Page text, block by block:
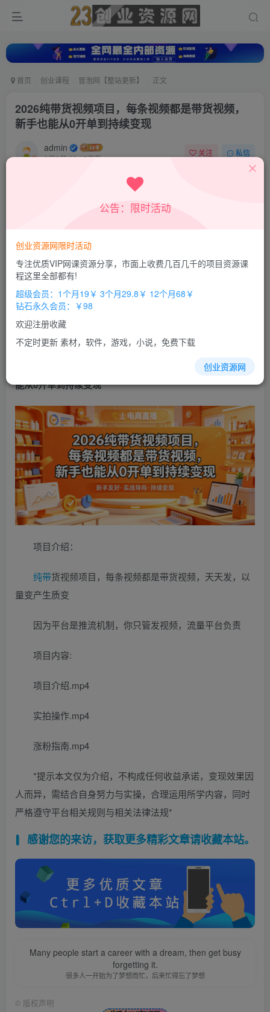
首页 创业课程 冒泡网【整站更新】 正文
2026纯带货视频项目，每条视频都是带货视频，
新手也能从0开单到持续变现
admin
6月3日 09:15更新
关注 私信
超级会员
立即购买
您当前未登录！建议登陆后购买，办理会员包月更省钱，可保存购
项目，每条视频都是带货视频，新手也
能从0开单到持续变现
项目介绍：
纯带货视频项目，每条视频都是带货视频，天天发，以
量变产生质变
因为平台是推流机制，你只管发视频，流量平台负责
项目内容:
项目介绍.mp4
实拍操作.mp4
涨粉指南.mp4
*提示本文仅为介绍，不构成任何收益承诺，变现效果因
人而异，需结合自身努力与实操，合理运用所学内容，同时
严格遵守平台相关规则与相关法律法规*
感谢您的来访，获取更多精彩文章请收藏本站。
Many people start a career with a dream, then get busy
forgetting it.
很多人一开始为了梦想而忙，后来忙得忘了梦想
© 版权声明
公告：限时活动
创业资源网限时活动
专注优质VIP网课资源分享，市面上收费几百几千的项目资源课
程这里全部都有!
超级会员：1个月19￥ 3个月29.8￥ 12个月68￥
钻石永久会员：￥98
欢迎注册收藏
不定时更新 素材，软件，游戏，小说，免费下载
创业资源网